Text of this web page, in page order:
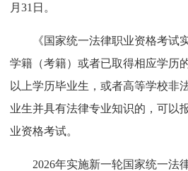
月31日。
《国家统一法律职业资格考试
学籍（考籍）或者已取得相应学历
以上学历毕业生，或者高等学校非
业生并具有法律专业知识的，可以
业资格考试。
2026年实施新一轮国家统一法